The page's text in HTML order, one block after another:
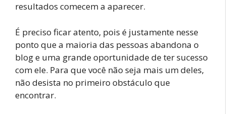
resultados comecem a aparecer.
É preciso ficar atento, pois é justamente nesse
ponto que a maioria das pessoas abandona o
blog e uma grande oportunidade de ter sucesso
com ele. Para que você não seja mais um deles,
não desista no primeiro obstáculo que
encontrar.